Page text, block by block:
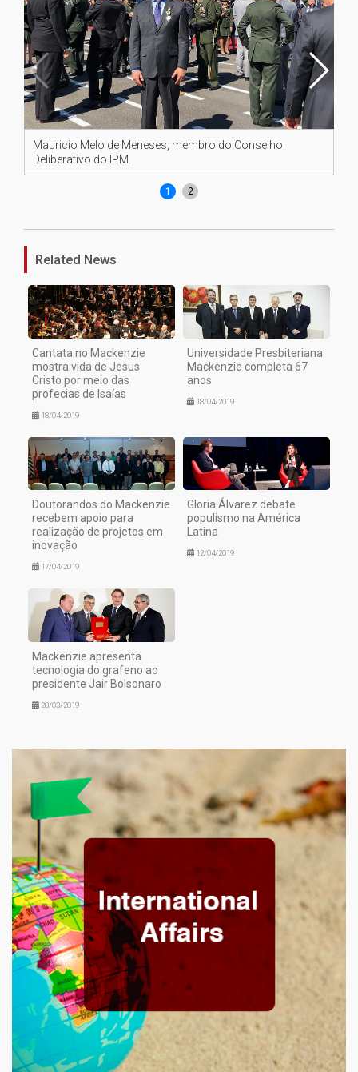
Mauricio Melo de Meneses, membro do Conselho
Deliberativo do IPM.
1 2
Related News
Cantata no Mackenzie
mostra vida de Jesus
Cristo por meio das
profecias de Isaías
18/04/2019
Universidade Presbiteriana
Mackenzie completa 67
anos
18/04/2019
Doutorandos do Mackenzie
recebem apoio para
realização de projetos em
inovação
17/04/2019
Gloria Álvarez debate
populismo na América
Latina
12/04/2019
Mackenzie apresenta
tecnologia do grafeno ao
presidente Jair Bolsonaro
28/03/2019